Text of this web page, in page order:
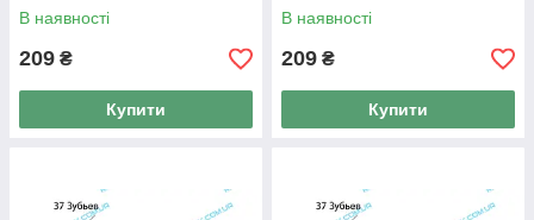
В наявності
209 ₴
Купити
В наявності
209 ₴
Купити